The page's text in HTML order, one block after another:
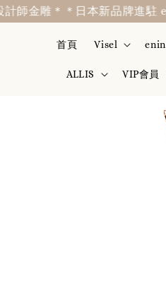
雕＊＊日本新品牌進駐 enina
首頁 Visel
ALLIS VIP會員